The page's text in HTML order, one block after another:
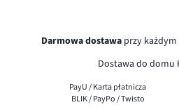
Darmowa dostawa przy
Dostawa do domu
PayU / Karta płatnicza
BLIK / PayPo / Twisto